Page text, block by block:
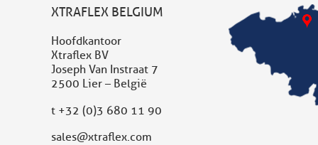
XTRAFLEX BELGIUM
Hoofdkantoor
Xtraflex BV
Joseph Van Instraat 7
2500 Lier – België
t +32 (0)3 680 11 90
sales@xtraflex.com